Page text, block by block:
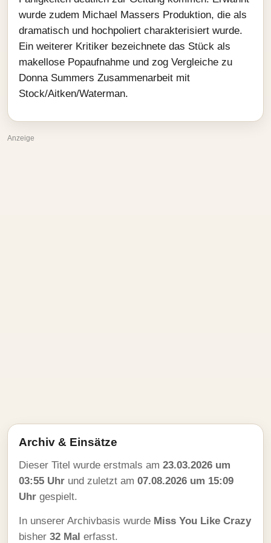
wurde zudem Michael Massers Produktion, die als
dramatisch und hochpoliert charakterisiert wurde.
Ein weiterer Kritiker bezeichnete das Stück als
makellose Popaufnahme und zog Vergleiche zu
Donna Summers Zusammenarbeit mit
Stock/Aitken/Waterman.
Anzeige
Archiv & Einsätze
Dieser Titel wurde erstmals am 23.03.2026 um
03:55 Uhr und zuletzt am 07.08.2026 um 15:09
Uhr gespielt.
In unserer Archivbasis wurde Miss You Like Crazy
bisher 32 Mal erfasst.